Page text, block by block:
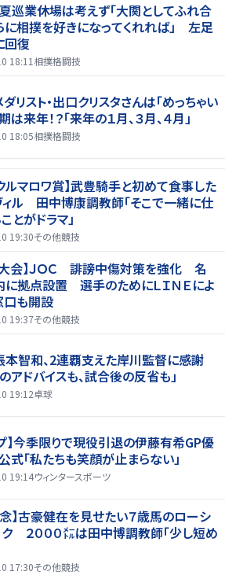
巡業休場は考えず「大関としてふれ合
に相撲を好きになってくれれば」 左足
回復
18:11 相撲格闘技
リスト・出口クリスタさんは「めっちゃい
は来年！？「来年の１月、３月、４月」
18:05相撲格闘技
ルマロワ賞】武豊騎手と初めて食事した
ル 田中博康調教師「そこで一緒に仕
とがドラマ」
19:30その他競技
大会】ＪＯＣ 誹謗中傷対策を強化 名
拠点設置 選手のためにＬＩＮＥによ
口も開設
19:37その他競技
本智和、2連覇支えた岸川監督に感謝
アドバイスも、試合後の反省も」
19:12卓球
】今季限りで現役引退の伊藤有希GP優
式「私たちも笑顔が止まらない」
19:14ウィンタースポーツ
】古豪健在を見せたい７歳馬のローシ
２０００㍍は田中博調教師「少し短め
17:30その他競技